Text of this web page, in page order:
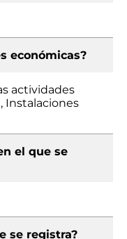
económicas?
actividades
Instalaciones
el que se
se registra?